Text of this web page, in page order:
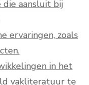
die aansluit bij
ervaringen, zoals
in het
vakliteratuur te